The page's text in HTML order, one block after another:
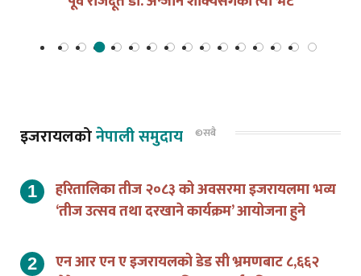
‘तीज उत्सव तथा दरखाने कार्यक्रम’ आयोजना हुने
सेकेल बचत, आय–व्यय विवरण सार्वजनिक